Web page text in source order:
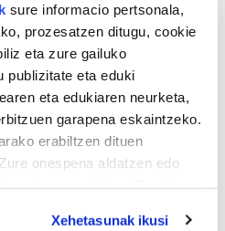
sure informacio pertsonala,
prozesatzen ditugu, cookie
eta zure gailuko
publizitate eta eduki
eta edukiaren neurketa,
garapena eskaintzeko.
erabiltzen dituen
onespena aldatzen edo
Xehetasunak ikusi